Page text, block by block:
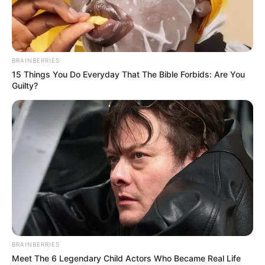
PRIX BFM ALSACE PRONOSTIC QUINTE
PMU 29-05-2024
Pronostic PMU et bruits d’écuries du
Tiercé Quinté du jour pour le PRIX
BFM ALSACE (PRIX DE LA MUSIQUE) ce
BRAINBERRIES
15 Things You Do Everyday That The Bible Forbids: Are You
Guilty?
BRAINBERRIES
Meet The 6 Legendary Child Actors Who Became Real Life